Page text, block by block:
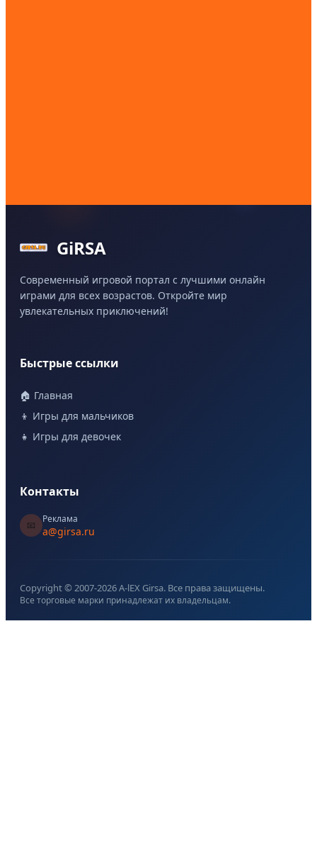
GiRSA
Современный игровой портал с лучшими онлайн
играми для всех возрастов. Откройте мир
увлекательных приключений!
Быстрые ссылки
🏠 Главная
👦 Игры для мальчиков
👧 Игры для девочек
Контакты
📧
Реклама
a@girsa.ru
Copyright © 2007-2026A-lEX Girsa. Все права защищены.
Все торговые марки принадлежат их владельцам.